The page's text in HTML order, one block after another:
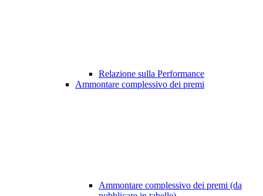
Relazione sulla Performance
Ammontare complessivo dei premi
Ammontare complessivo dei premi (da